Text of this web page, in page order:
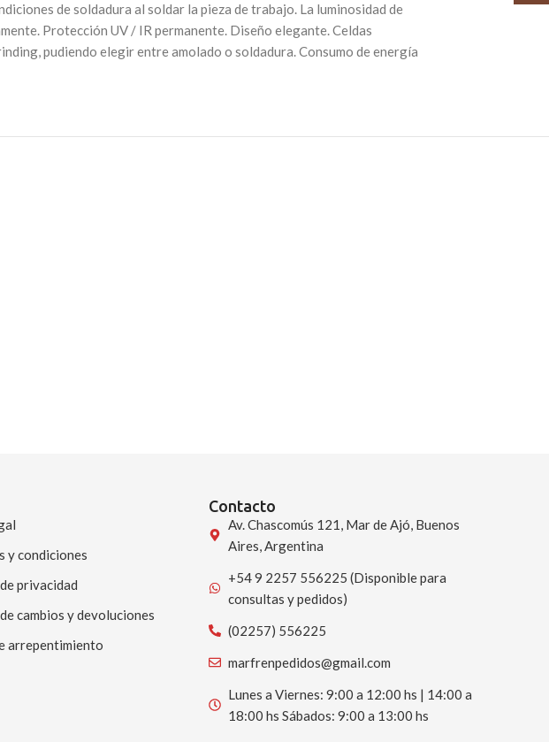
de soldadura al soldar la pieza de trabajo. La luminosidad de
Protección UV / IR permanente. Diseño elegante. Celdas
pudiendo elegir entre amolado o soldadura. Consumo de energía
y condiciones
privacidad
cambios y devoluciones
arrepentimiento
Contacto
Av. Chascomús 121, Mar de Ajó, Buenos
Aires, Argentina
+54 9 2257 556225 (Disponible para
consultas y pedidos)
(02257) 556225
marfrenpedidos@gmail.com
Lunes a Viernes: 9:00 a 12:00 hs | 14:00 a
18:00 hs Sábados: 9:00 a 13:00 hs